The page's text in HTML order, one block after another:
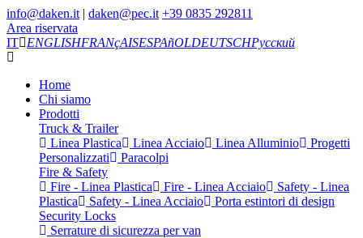
info@daken.it | daken@pec.it +39 0835 292811
Area riservata
IT
ENGLISHFRANçAISESPAñOLDEUTSCHРусский
Home
Chi siamo
Prodotti
Truck & Trailer
Linea Plastica
Linea Acciaio Linea Alluminio
Progetti
Personalizzati
Paracolpi
Fire & Safety
Fire - Linea Plastica
Fire - Linea Acciaio
Safety - Linea
Plastica
Safety - Linea Acciaio
Porta estintori di design
Security Locks
Serrature di sicurezza per van